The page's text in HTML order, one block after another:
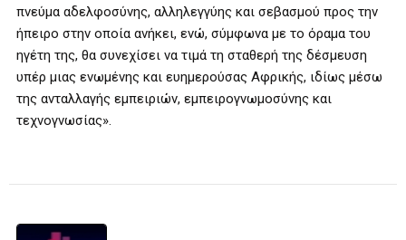
πνεύμα αδελφοσύνης, αλληλεγγύης και σεβασμού προς την
ήπειρο στην οποία ανήκει, ενώ, σύμφωνα με το όραμα του
ηγέτη της, θα συνεχίσει να τιμά τη σταθερή της δέσμευση
υπέρ μιας ενωμένης και ευημερούσας Αφρικής, ιδίως μέσω
της ανταλλαγής εμπειριών, εμπειρογνωμοσύνης και
τεχνογνωσίας».